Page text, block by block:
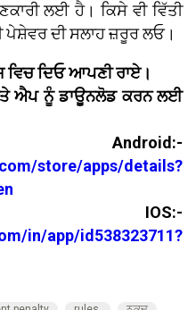
ਲਈ ਹੈ। ਕਿਸੇ ਵੀ ਵਿੱਤੀ
ਦੀ ਸਲਾਹ ਜ਼ਰੂਰ ਲਓ।
ਦਿਓ ਆਪਣੀ ਰਾਏ।
ਐਪ ਨੂੰ ਡਾਊਨਲੋਡ ਕਰਨ ਲਈ
store/apps/details?
in/app/id538323711?